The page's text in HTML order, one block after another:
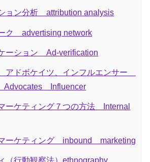
ョン分析 attribution analysis
ク advertising network
ーション Ad-verification
アドボケイツ、インフルエンサー
Influencer
ーケティング７つの方法 Internal
ーケティング inbound marketing